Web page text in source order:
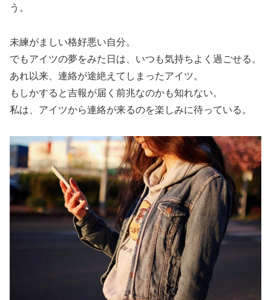
う。
未練がましい格好悪い自分。
でもアイツの夢をみた日は、いつも気持ちよく過ごせる。
あれ以来、連絡が途絶えてしまったアイツ。
もしかすると吉報が届く前兆なのかも知れない。
私は、アイツから連絡が来るのを楽しみに待っている。